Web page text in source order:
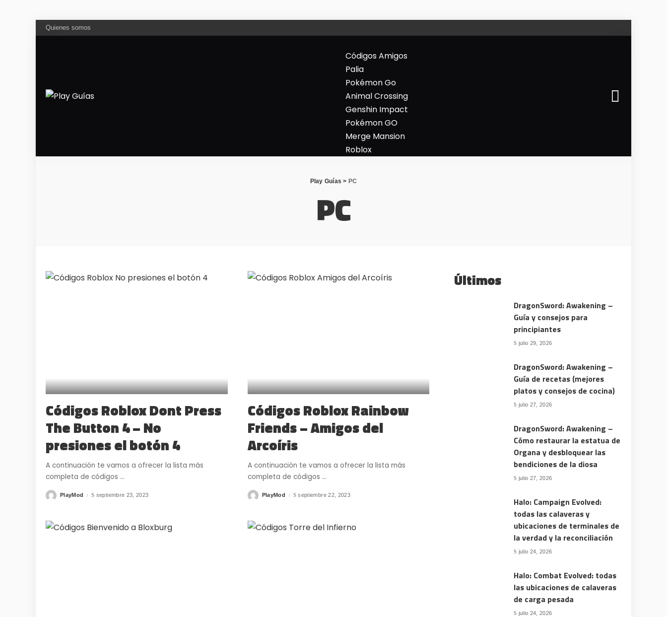
Quienes somos
Códigos Amigos
Palia
Pokémon Go
Animal Crossing
Genshin Impact
Pokémon GO
Merge Mansion
Roblox
Play Guías > PC
PC
Códigos Roblox Dont Press
The Button 4 – No
presiones el botón 4
A continuación te vamos a ofrecer la lista más
completa de códigos ...
PostedPlayMod septiembre 23, 2023
Códigos Roblox Rainbow
Friends – Amigos del
Arcoíris
A continuación te vamos a ofrecer la lista más
completa de códigos ...
PostedPlayMod septiembre 22, 2023
Últimos
DragonSword: Awakening –
Guía y consejos para
principiantes
julio 29, 2026
DragonSword: Awakening –
Guía de recetas (mejores
platos y consejos de cocina)
julio 27, 2026
DragonSword: Awakening –
Cómo restaurar la estatua de
Organa y desbloquear las
bendiciones de la diosa
julio 27, 2026
Halo: Campaign Evolved:
todas las calaveras y
ubicaciones de terminales de
la verdad y la reconciliación
julio 24, 2026
Halo: Combat Evolved: todas
las ubicaciones de calaveras
de carga pesada
julio 24, 2026